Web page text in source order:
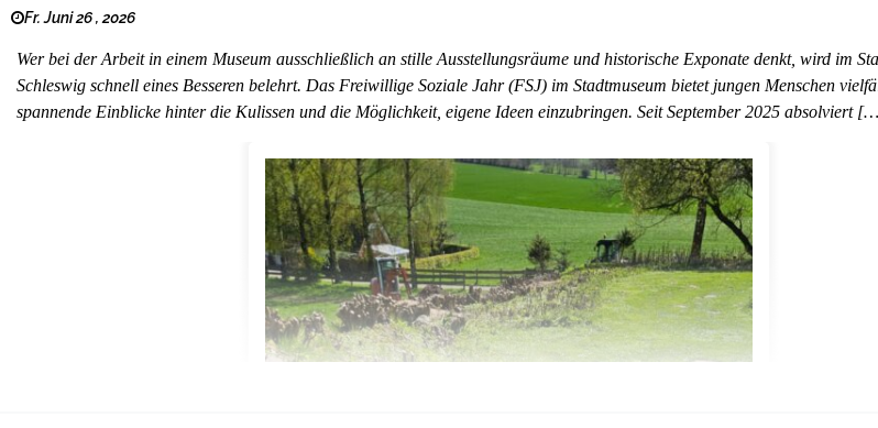
Fr. Juni 26 , 2026
Wer bei der Arbeit in einem Museum ausschließlich an stille Ausstellungsräume und historische Exponate denkt, wird im
Schleswig schnell eines Besseren belehrt. Das Freiwillige Soziale Jahr (FSJ) im Stadtmuseum bietet jungen Menschen
spannende Einblicke hinter die Kulissen und die Möglichkeit, eigene Ideen einzubringen. Seit September 2025 absolviert